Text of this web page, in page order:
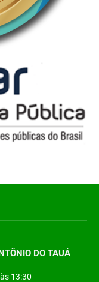
DO TAUÁ
13:30